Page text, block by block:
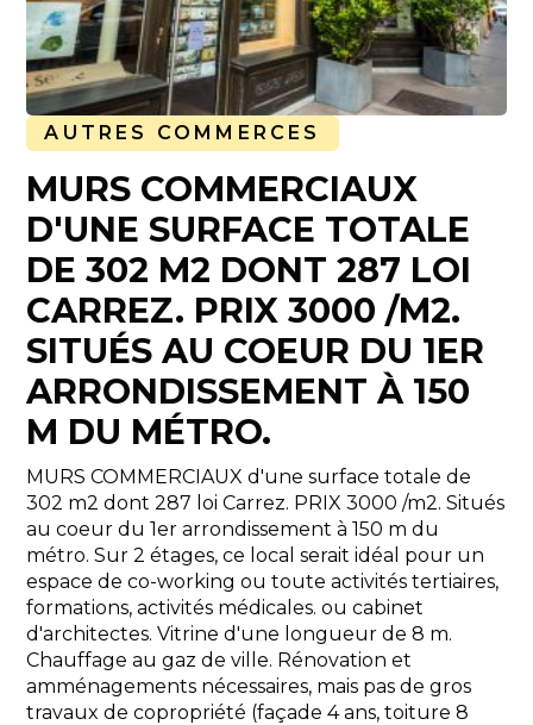
AUTRES COMMERCES
MURS COMMERCIAUX
D'UNE SURFACE TOTALE
DE 302 M2 DONT 287 LOI
CARREZ. PRIX 3000 /M2.
SITUÉS AU COEUR DU 1ER
ARRONDISSEMENT À 150
M DU MÉTRO.
MURS COMMERCIAUX d'une surface totale de
302 m2 dont 287 loi Carrez. PRIX 3000 /m2. Situés
au coeur du 1er arrondissement à 150 m du
métro. Sur 2 étages, ce local serait idéal pour un
espace de co-working ou toute activités tertiaires,
formations, activités médicales. ou cabinet
d'architectes. Vitrine d'une longueur de 8 m.
Chauffage au gaz de ville. Rénovation et
amménagements nécessaires, mais pas de gros
travaux de copropriété (façade 4 ans, toiture 8